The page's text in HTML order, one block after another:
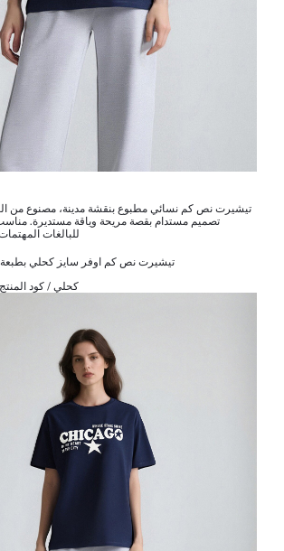
تيشيرت نص كم نسائي مطبوع بنقشة مدينة، مصنوع من
تصميم مستدام بقصة مريحة وياقة مستديرة.
للبالغات
تيشيرت نص كم اوفر سايز كحلي بطبعة
كحلي / كود